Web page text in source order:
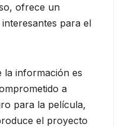
ofrece un
para el
la información es
a
para la película,
el proyecto